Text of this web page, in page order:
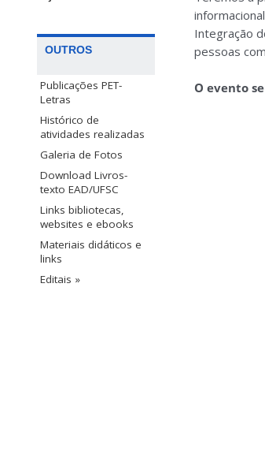
OUTROS
Publicações PET-
Letras
Histórico de
atividades realizadas
Galeria de Fotos
Download Livros-
texto EAD/UFSC
Links bibliotecas,
websites e ebooks
Materiais didáticos e
links
Editais »
Integração
pessoas
O evento